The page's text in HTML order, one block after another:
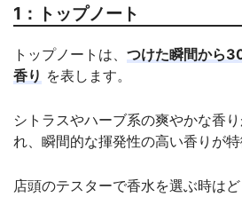
1：トップノート
トップノートは、 つけた瞬間から
香り を表します。
シトラスやハーブ系の爽やかな香
れ、瞬間的な揮発性の高い香りが特
店頭のテスターで香水を選ぶ時は